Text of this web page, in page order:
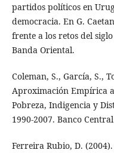
partidos políticos en
democracia. En G.
frente a los retos del
Banda Oriental.
Coleman, S., García, S.,
Aproximación Empírica
Pobreza, Indigencia y
1990-2007. Banco
Ferreira Rubio, D.